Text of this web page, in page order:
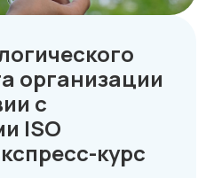
организации
с
ISO
курс